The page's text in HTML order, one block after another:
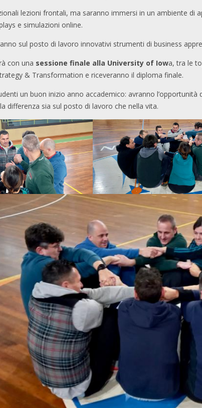
lezioni frontali, ma saranno immersi in un ambiente
e simulazioni online.
sul posto di lavoro innovativi strumenti di business
con una sessione finale alla University of Iowa, tra le
& Transformation e riceveranno il diploma finale.
un buon inizio anno accademico: avranno
differenza sia sul posto di lavoro che nella vita.